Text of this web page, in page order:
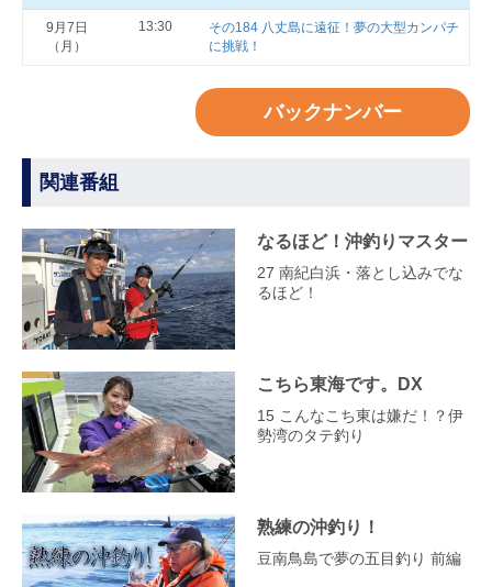
9月7日
（月）
13:30
その184 八丈島に遠征！夢の大型カンパチ
に挑戦！
バックナンバー
関連番組
なるほど！沖釣りマスター
27 南紀白浜・落とし込みでな
るほど！
こちら東海です。DX
15 こんなこち東は嫌だ！？伊
勢湾のタテ釣り
熟練の沖釣り！
豆南鳥島で夢の五目釣り 前編